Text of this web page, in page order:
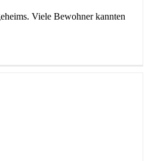
Viele Bewohner kannten